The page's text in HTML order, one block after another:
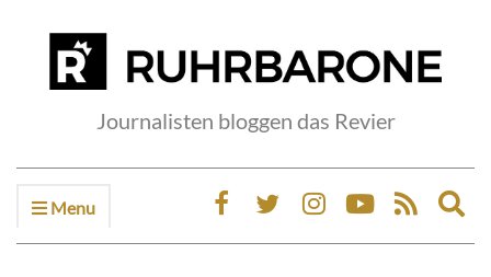
Journalisten bloggen das Revier
Menu